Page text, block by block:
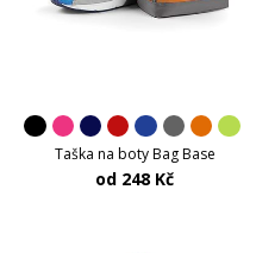
Taška na boty Bag Base
od 248 Kč